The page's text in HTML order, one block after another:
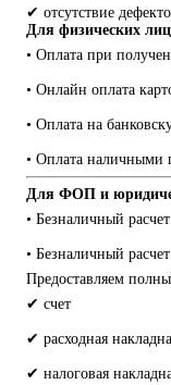
✔ отсутствие
Для физических лиц
• Оплата при
• Онлайн оплата
• Оплата на
• Оплата наличными
Для ФОП и
• Безналичный
• Безналичный
Предоставляем
✔ счет
✔ расходная
✔ налоговая